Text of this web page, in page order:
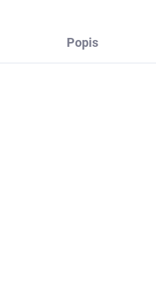
Popis